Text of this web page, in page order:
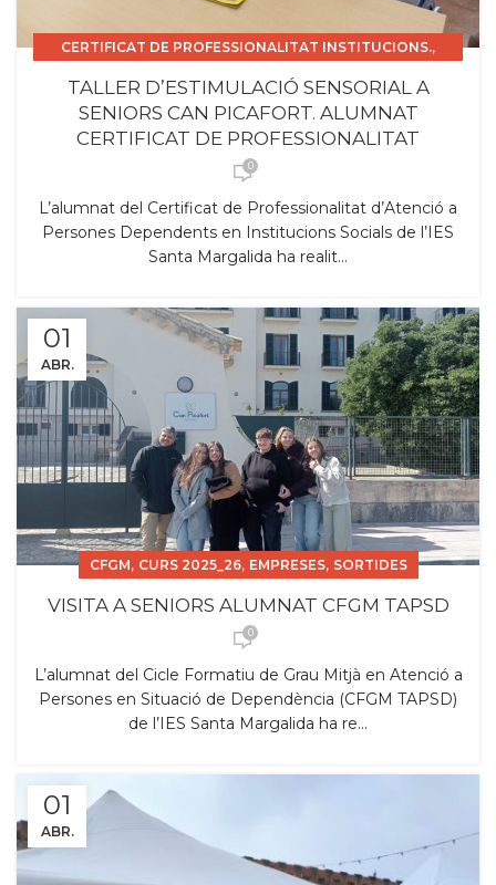
CERTIFICAT DE PROFESSIONALITAT INSTITUCIONS.,
SORTIDES
TALLER D’ESTIMULACIÓ SENSORIAL A
SENIORS CAN PICAFORT. ALUMNAT
CERTIFICAT DE PROFESSIONALITAT
0
L’alumnat del Certificat de Professionalitat d’Atenció a
Persones Dependents en Institucions Socials de l’IES
Santa Margalida ha realit...
01
ABR.
CFGM, CURS 2025_26, EMPRESES, SORTIDES
VISITA A SENIORS ALUMNAT CFGM TAPSD
0
L’alumnat del Cicle Formatiu de Grau Mitjà en Atenció a
Persones en Situació de Dependència (CFGM TAPSD)
de l’IES Santa Margalida ha re...
01
ABR.